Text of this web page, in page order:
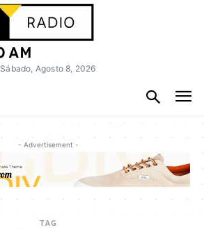
Sábado, Agosto 8, 2026
- Advertisement -
TAG